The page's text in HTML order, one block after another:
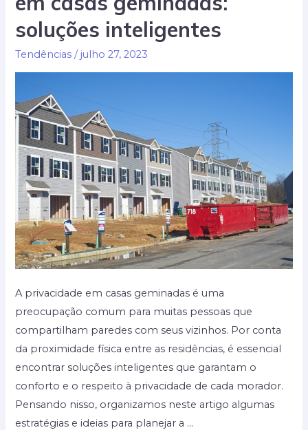
soluções inteligentes
Tendências / julho 27, 2023
A privacidade em casas geminadas é uma
preocupação comum para muitas pessoas que
compartilham paredes com seus vizinhos. Por conta
da proximidade física entre as residências, é essencial
encontrar soluções inteligentes que garantam o
conforto e o respeito à privacidade de cada morador.
Pensando nisso, organizamos neste artigo algumas
estratégias e ideias para planejar a …